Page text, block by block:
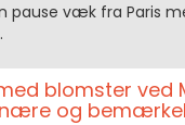
pause væk fra Paris
blomster ved
og